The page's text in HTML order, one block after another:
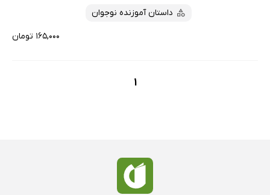
داستان آموزنده نوجوان
۱۶۵,۰۰۰ تومان
1